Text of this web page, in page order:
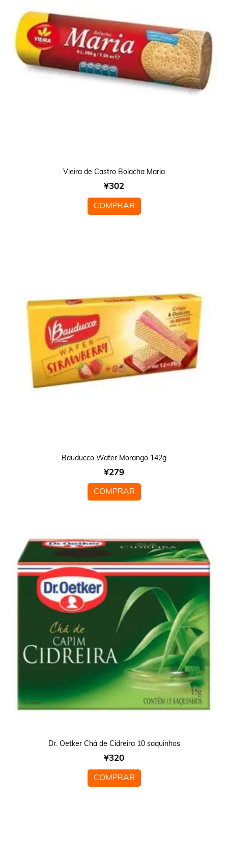
Vieira de Castro Bolacha Maria
¥302
COMPRAR
Bauducco Wafer Morango 142g
¥279
COMPRAR
Dr. Oetker Chá de Cidreira 10 saquinhos
¥320
COMPRAR